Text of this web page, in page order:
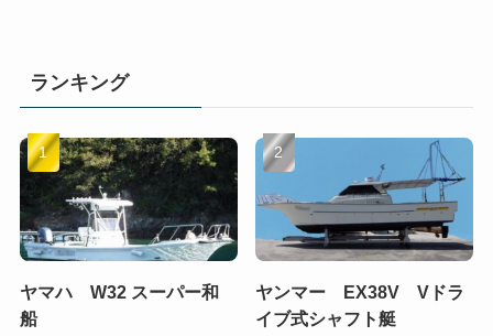
ランキング
ヤマハ W32 スーパー和
船
ヤンマー EX38V Vドラ
イブ式シャフト艇